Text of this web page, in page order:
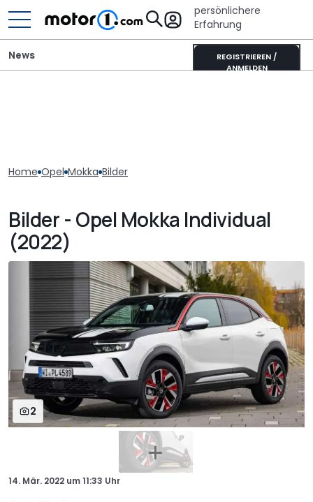
persönlichere
Erfahrung
REGISTRIEREN /
ANMELDEN
News
Home Opel Mokka Bilder
Bilder - Opel Mokka Individual
(2022)
2
14. Mär. 2022 um11:33 Uhr